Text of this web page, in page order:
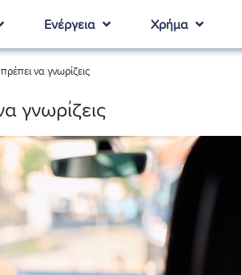
Ενέργεια Χρήμα
να γνωρίζεις
γνωρίζεις